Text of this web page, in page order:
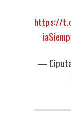
https://
—